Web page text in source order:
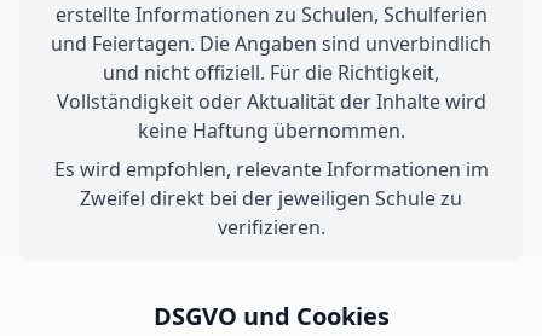
erstellte Informationen zu Schulen, Schulferien
und Feiertagen. Die Angaben sind unverbindlich
und nicht offiziell. Für die Richtigkeit,
Vollständigkeit oder Aktualität der Inhalte wird
keine Haftung übernommen.
Es wird empfohlen, relevante Informationen im
Zweifel direkt bei der jeweiligen Schule zu
verifizieren.
DSGVO und Cookies